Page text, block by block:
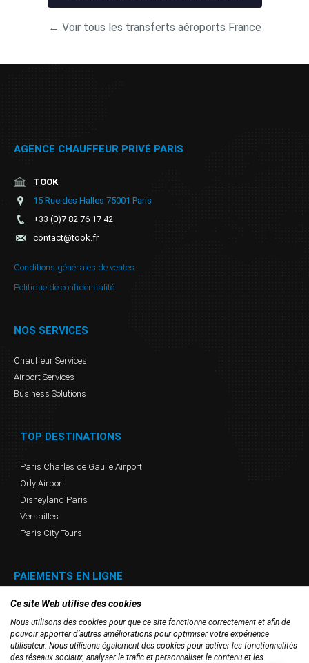
Ce site Web utilise des cookies
Nous utilisons des cookies pour que ce site fonctionne correctement et afin de
pouvoir apporter d’autres améliorations pour optimiser votre expérience
utilisateur. Nous utilisons également des cookies pour activer les fonctionnalités
des réseaux sociaux, analyser le trafic et personnaliser le contenu et les
← Voir tous les transferts aéroports France
AGENCE CHAUFFEUR PRIVÉ PARIS
TOOK
15 Rue des Halles 75001 Paris
+33 (0)7 82 76 17 42
contact@took.fr
Conditions générales de ventes
Politique de confidentialité
NOS SERVICES
Chauffeur Services
Airport Services
Business Solutions
TOP DESTINATIONS
Paris Charles de Gaulle Airport
Orly Airport
Disneyland Paris
Versailles
Paris City Tours
PAIEMENTS EN LIGNE